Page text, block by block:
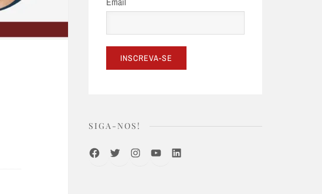
SIGA-NOS!
FacebookTwitterInstagramYoutubeLinkedIn